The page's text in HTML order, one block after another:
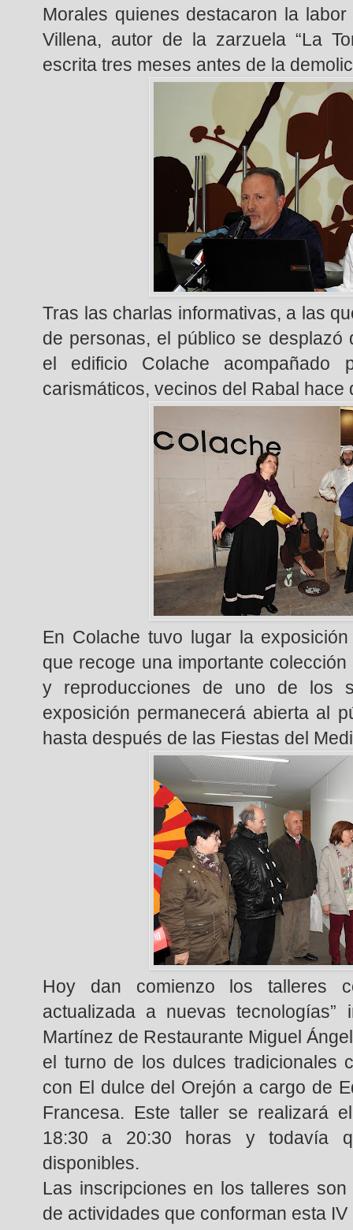
Morales quienes destacaron la
Villena, autor de la zarzuela “La
escrita tres meses antes de la
Tras las charlas informativas, a las
de personas, el público se desplazó
el edificio Colache acompañado
carismáticos, vecinos del Rabal hace
En Colache tuvo lugar la
que recoge una importante
y reproducciones de uno de los
exposición permanecerá abierta al
hasta después de las Fiestas del
Hoy dan comienzo los talleres
actualizada a nuevas tecnologías”
Martínez de Restaurante Miguel
el turno de los dulces tradicionales
con El dulce del Orejón a cargo de
Francesa. Este taller se realizará
18:30 a 20:30 horas y todavía
disponibles.
Las inscripciones en los talleres
de actividades que conforman esta